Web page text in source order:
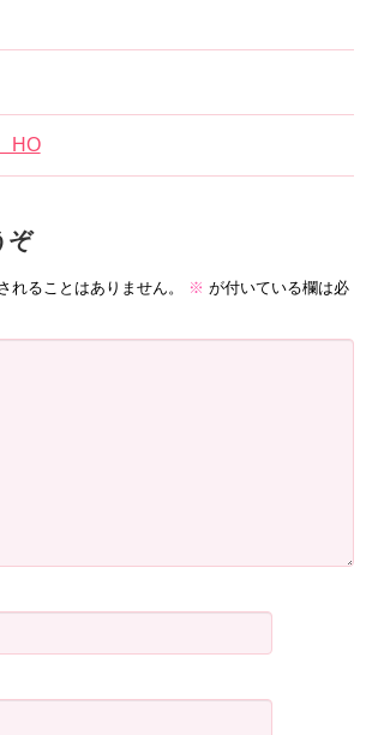
HO
ぞ
れることはありません。 ※ が付いている欄は必